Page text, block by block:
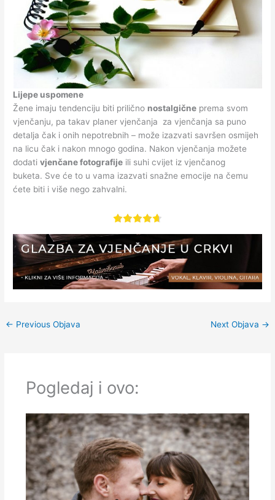
Lijepe uspomene
Žene imaju tendenciju biti prilično nostalgične prema svom
vjenčanju, pa takav planer vjenčanja za vjenčanja sa puno
detalja čak i onih nepotrebnih – može izazvati savršen osmijeh
na licu čak i nakon mnogo godina. Nakon vjenčanja možete
dodativjenčane fotografije ili suhi cvijet iz vjenčanog
buketa. Sve će to u vama izazvati snažne emocije na čemu
ćete biti i više nego zahvalni.
← Previous Objava Next Objava →
Pogledaj i ovo: